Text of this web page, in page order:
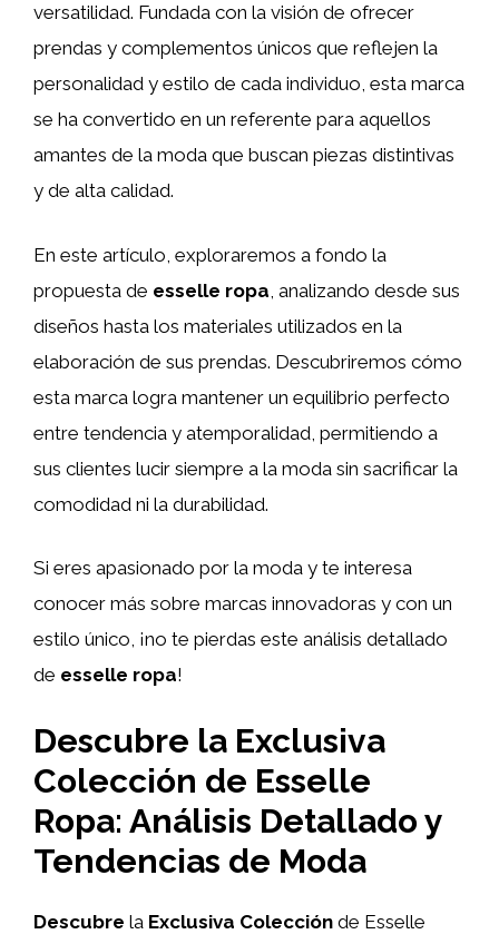
versatilidad. Fundada con la visión de ofrecer
prendas y complementos únicos que reflejen la
personalidad y estilo de cada individuo, esta marca
se ha convertido en un referente para aquellos
amantes de la moda que buscan piezas distintivas
y de alta calidad.
En este artículo, exploraremos a fondo la
propuesta de esselle ropa , analizando desde sus
diseños hasta los materiales utilizados en la
elaboración de sus prendas. Descubriremos cómo
esta marca logra mantener un equilibrio perfecto
entre tendencia y atemporalidad, permitiendo a
sus clientes lucir siempre a la moda sin sacrificar la
comodidad ni la durabilidad.
Si eres apasionado por la moda y te interesa
conocer más sobre marcas innovadoras y con un
estilo único, ¡no te pierdas este análisis detallado
de esselle ropa!
Descubre la Exclusiva
Colección de Esselle
Ropa: Análisis Detallado y
Tendencias de Moda
Descubre la Exclusiva Colección de Esselle